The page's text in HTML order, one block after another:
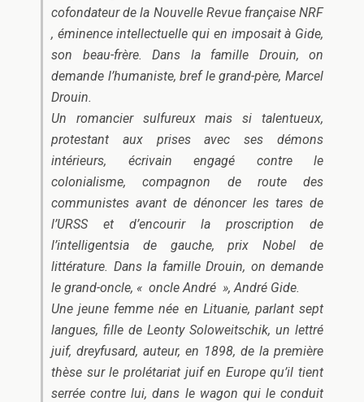
cofondateur de la Nouvelle Revue française NRF
, éminence intellectuelle qui en imposait à Gide,
son beau-frère. Dans la famille Drouin, on
demande l’humaniste, bref le grand-père, Marcel
Drouin.
Un romancier sulfureux mais si talentueux,
protestant aux prises avec ses démons
intérieurs, écrivain engagé contre le
colonialisme, compagnon de route des
communistes avant de dénoncer les tares de
l’URSS et d’encourir la proscription de
l’intelligentsia de gauche, prix Nobel de
littérature. Dans la famille Drouin, on demande
le grand-oncle, « oncle André », André Gide.
Une jeune femme née en Lituanie, parlant sept
langues, fille de Leonty Soloweitschik, un lettré
juif, dreyfusard, auteur, en 1898, de la première
thèse sur le prolétariat juif en Europe qu’il tient
serrée contre lui, dans le wagon qui le conduit